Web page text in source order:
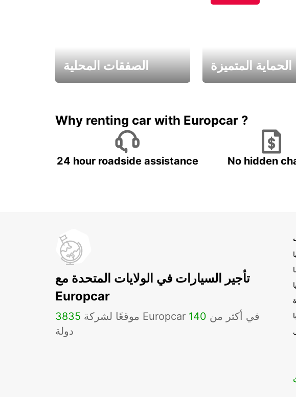
الصفقات المحلية الحماية المتميزة
Why renting car with Europcar ?
24 hour roadside assistance No hidden
تأجير السيارات في الولايات المتحدة مع
Europcar
3835 موقعًا لشركة Europcar في أكثر من 140
دولة